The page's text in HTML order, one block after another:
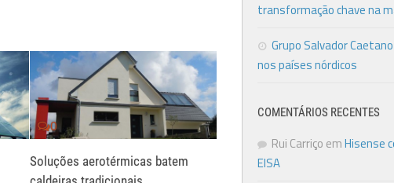
0
Soluções aerotérmicas batem
transformação chave na
Grupo Salvador
nos países nórdicos
COMENTÁRIOS RECENTES
Rui Carriço emHisense
EISA